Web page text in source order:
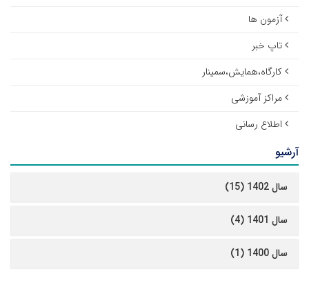
آزمون ها
تاپ خبر
کارگاه،همایش،سمینار
مراکز آموزشی
اطلاع رسانی
آرشیو
سال 1402 (15)
سال 1401 (4)
سال 1400 (1)